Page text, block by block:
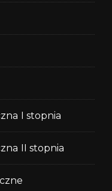
I stopnia
II stopnia